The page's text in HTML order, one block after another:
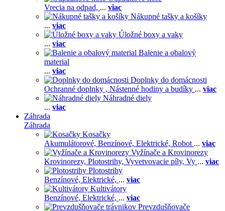
Vrecia na odpad, ... viac
Nákupné tašky a košíky
... viac
Úložné boxy a vaky
... viac
Balenie a obalový
material
... viac
Doplnky do domácnosti
Ochranné doplnky , Nástenné hodiny a budíky ... viac
Náhradné diely
... viac
Záhrada
Záhrada
Kosačky
Akumulátorové, Benzínové, Elektrické, Robot ... viac
Vyžínače a Krovinorezy
Krovinorezy, Plotostrihy, Vyvetvovacie píly, Vy ... viac
Plotostrihy
Benzínové, Elektrické, ... viac
Kultivátory
Benzínové, Elektrické, ... viac
Prevzdušňovače